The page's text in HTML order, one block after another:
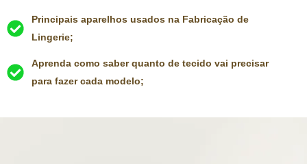
Principais aparelhos usados na Fabricação de
Lingerie;
Aprenda como saber quanto de tecido vai precisar
para fazer cada modelo;